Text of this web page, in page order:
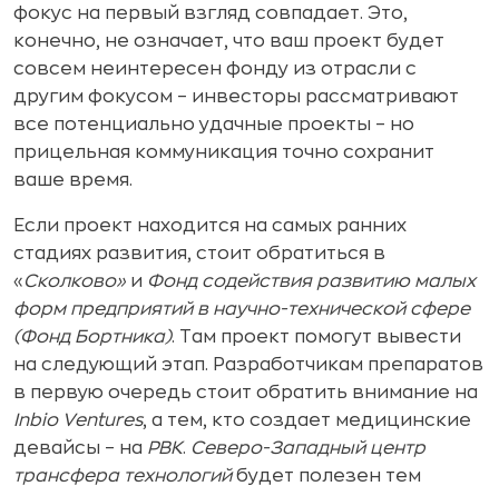
фокус на первый взгляд совпадает. Это,
конечно, не означает, что ваш проект будет
совсем неинтересен фонду из отрасли с
другим фокусом – инвесторы рассматривают
все потенциально удачные проекты – но
прицельная коммуникация точно сохранит
ваше время.
Если проект находится на самых ранних
стадиях развития, стоит обратиться в
«Сколково» и Фонд содействия развитию малых
форм предприятий в научно-технической сфере
(Фонд Бортника). Там проект помогут вывести
на следующий этап. Разработчикам препаратов
в первую очередь стоит обратить внимание на
Inbio Ventures, а тем, кто создает медицинские
девайсы – на РВК. Северо-Западный центр
трансфера технологийбудет полезен тем